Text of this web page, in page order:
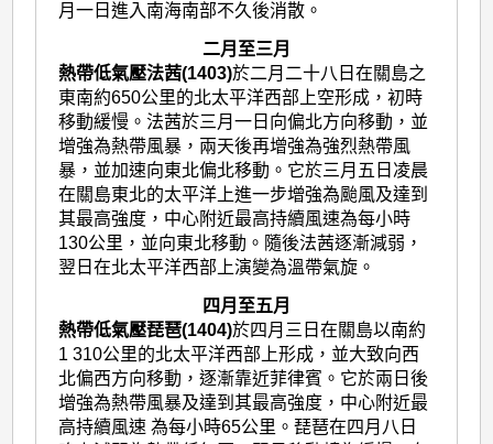
月一日進入南海南部不久後消散。
二月至三月
熱帶低氣壓法茜(1403)於二月二十八日在關島之
東南約650公里的北太平洋西部上空形成，初時
移動緩慢。法茜於三月一日向偏北方向移動，並
增強為熱帶風暴，兩天後再增強為強烈熱帶風
暴，並加速向東北偏北移動。它於三月五日凌晨
在關島東北的太平洋上進一步增強為颱風及達到
其最高強度，中心附近最高持續風速為每小時
130公里，並向東北移動。隨後法茜逐漸減弱，
翌日在北太平洋西部上演變為溫帶氣旋。
四月至五月
熱帶低氣壓琵琶(1404)於四月三日在關島以南約
1 310公里的北太平洋西部上形成，並大致向西
北偏西方向移動，逐漸靠近菲律賓。它於兩日後
增強為熱帶風暴及達到其最高強度，中心附近最
高持續風速 為每小時65公里。琵琶在四月八日